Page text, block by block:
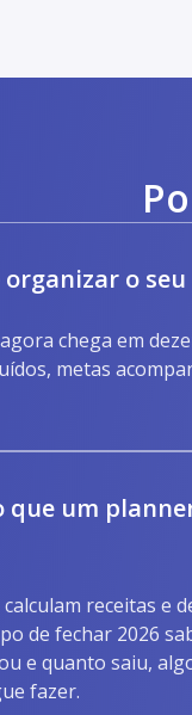
o seu
chega em
metas
que um
receitas e
de fechar 2026
e quanto saiu,
fazer.